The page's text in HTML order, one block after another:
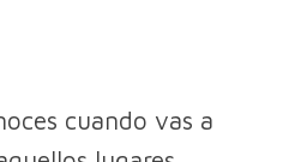
cuando vas a